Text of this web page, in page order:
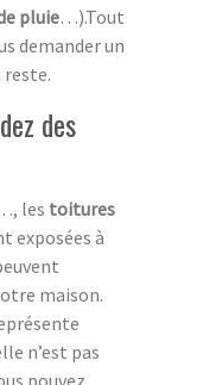
pluie…).Tout
demander un
reste.
des
les toitures
exposées à
maison.
n’est pas
pouvez